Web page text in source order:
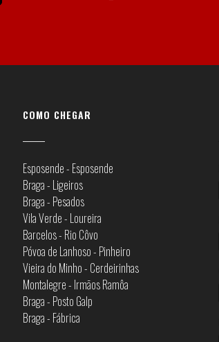
COMO CHEGAR
Esposende - Esposende
Braga - Ligeiros
Braga - Pesados
Vila Verde - Loureira
Barcelos - Rio Côvo
Póvoa de Lanhoso - Pinheiro
Vieira do Minho - Cerdeirinhas
Montalegre - Irmãos Ramôa
Braga - Posto Galp
Braga - Fábrica